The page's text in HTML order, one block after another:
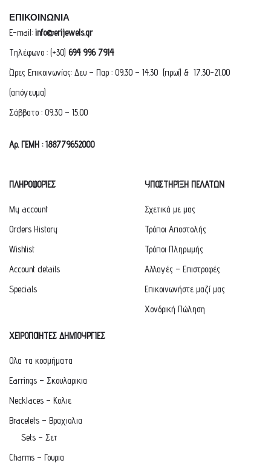
ΕΠΙΚΟΙΝΩΝΙΑ
E-mail: info@erijewels.gr
Τηλέφωνο : (+30) 694 996 7914
Ώρες Επικοινωνίας: Δευ – Παρ : 09.30 – 14.30 (πρωί) & 17.30-21.00
(απόγευμα)
Σάββατο : 09.30 – 15.00
Αρ. ΓΕΜΗ : 188779652000
ΠΛΗΡΟΦΟΡΙΕΣ
My account
Orders History
Wishlist
Account details
Specials
ΥΠΟΣΤΗΡΙΞΗ ΠΕΛΑΤΩΝ
Σχετικά με μας
Τρόποι Αποστολής
Τρόποι Πληρωμής
Αλλαγές – Επιστροφές
Επικοινωνήστε μαζί μας
Χονδρική Πώληση
ΧΕΙΡΟΠΟΙΗΤΕΣ ΔΗΜΙΟΥΡΓΙΕΣ
Ολα τα κοσμήματα
Earrings – Σκουλαρικια
Necklaces – Κολιε
Bracelets – Βραχιολια
Sets – Σετ
Charms – Γουρια